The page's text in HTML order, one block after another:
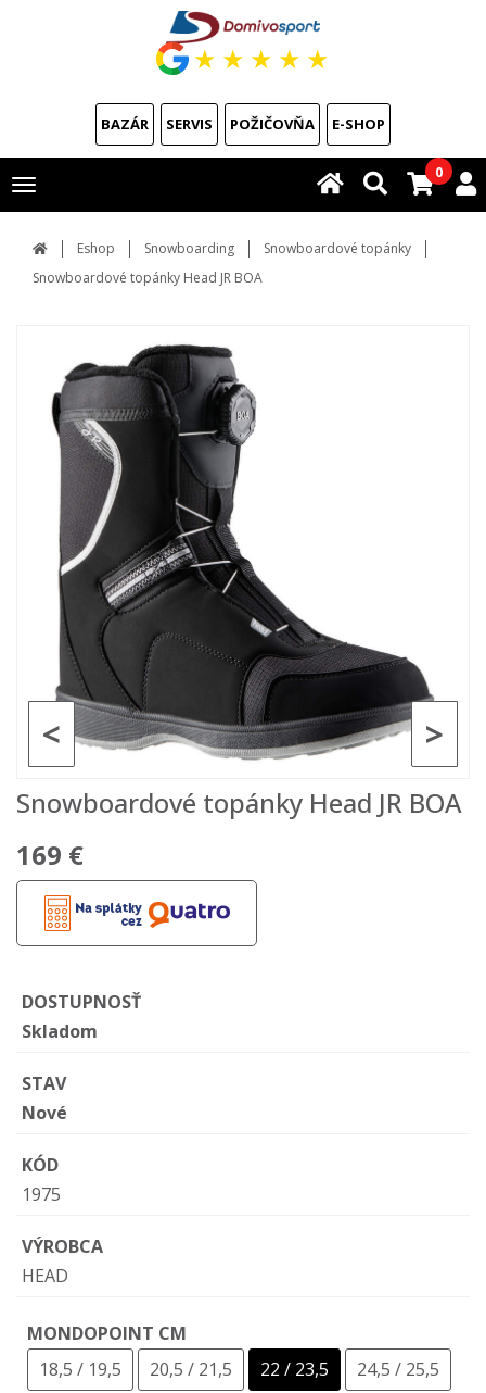
★ ★ ★ ★ ★
BAZÁR SERVIS POŽIČOVŇA E-SHOP
Toggle
navigation
0
Eshop Snowboarding
Snowboardové topánky
Snowboardové topánky Head JR BOA
>
<
Snowboardové topánky Head JR BOA
169 €
DOSTUPNOSŤ
Skladom
STAV
Nové
KÓD
1975
VÝROBCA
HEAD
MONDOPOINT CM
18,5 / 19,5
20,5 / 21,5 22 / 23,5 24,5 / 25,5